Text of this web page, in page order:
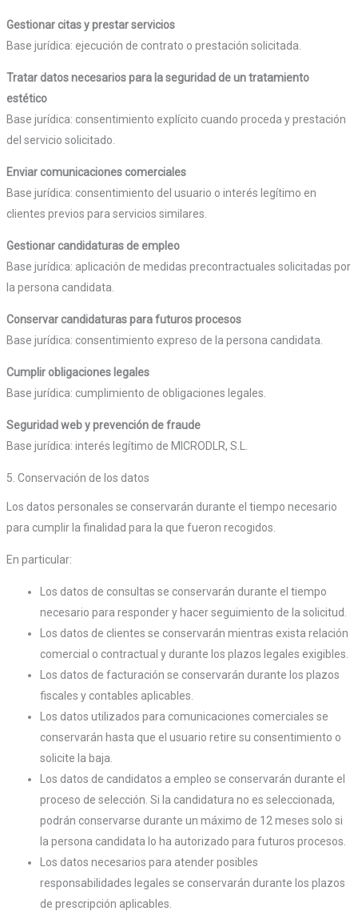
Gestionar citas y prestar servicios
Base jurídica: ejecución de contrato o prestación solicitada.
Tratar datos necesarios para la seguridad de un tratamiento
estético
Base jurídica: consentimiento explícito cuando proceda y prestación
del servicio solicitado.
Enviar comunicaciones comerciales
Base jurídica: consentimiento del usuario o interés legítimo en
clientes previos para servicios similares.
Gestionar candidaturas de empleo
Base jurídica: aplicación de medidas precontractuales solicitadas por
la persona candidata.
Conservar candidaturas para futuros procesos
Base jurídica: consentimiento expreso de la persona candidata.
Cumplir obligaciones legales
Base jurídica: cumplimiento de obligaciones legales.
Seguridad web y prevención de fraude
Base jurídica: interés legítimo de MICRODLR, S.L.
5. Conservación de los datos
Los datos personales se conservarán durante el tiempo necesario
para cumplir la finalidad para la que fueron recogidos.
En particular:
Los datos de consultas se conservarán durante el tiempo
necesario para responder y hacer seguimiento de la solicitud.
Los datos de clientes se conservarán mientras exista relación
comercial o contractual y durante los plazos legales exigibles.
Los datos de facturación se conservarán durante los plazos
fiscales y contables aplicables.
Los datos utilizados para comunicaciones comerciales se
conservarán hasta que el usuario retire su consentimiento o
solicite la baja.
Los datos de candidatos a empleo se conservarán durante el
proceso de selección. Si la candidatura no es seleccionada,
podrán conservarse durante un máximo de 12 meses solo si
la persona candidata lo ha autorizado para futuros procesos.
Los datos necesarios para atender posibles
responsabilidades legales se conservarán durante los plazos
de prescripción aplicables.